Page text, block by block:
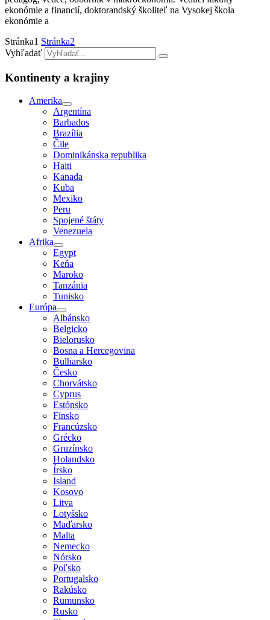
ekonómie a financií, doktorandský školiteľ na Vysokej škola
ekonómie a
Stránka1 Stránka2
Vyhľadať
Kontinenty a krajiny
Amerika
Argentína
Barbados
Brazília
Čile
Dominikánska republika
Haiti
Kanada
Kuba
Mexiko
Peru
Spojené štáty
Venezuela
Afrika
Egypt
Keňa
Maroko
Tanzánia
Tunisko
Európa
Albánsko
Belgicko
Bielorusko
Bosna a Hercegovina
Bulharsko
Česko
Chorvátsko
Cyprus
Estónsko
Fínsko
Francúzsko
Grécko
Gruzínsko
Holandsko
Írsko
Island
Kosovo
Litva
Lotyšsko
Maďarsko
Malta
Nemecko
Nórsko
Poľsko
Portugalsko
Rakúsko
Rumunsko
Rusko